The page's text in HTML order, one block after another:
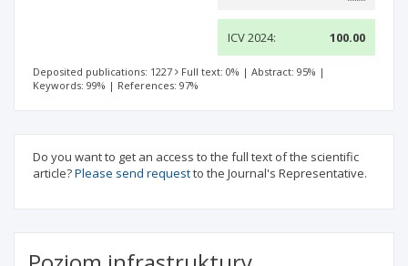
ICV 2024: 100.00
Deposited publications: 1227 Full text: 0% | Abstract: 95% |
Keywords: 99% | References: 97%
Do you want to get an access to the full text of the scientific
article?Please send requestto the Journal's Representative.